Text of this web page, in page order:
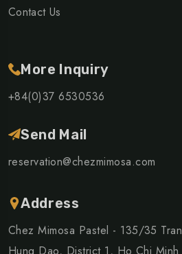
Contact Us
More Inquiry
+84(0)37 6530536
Send Mail
reservation@chezmimosa.com
Address
Chez Mimosa Pastel - 135/35 Tran
Hung Dao, District 1, Ho Chi Minh